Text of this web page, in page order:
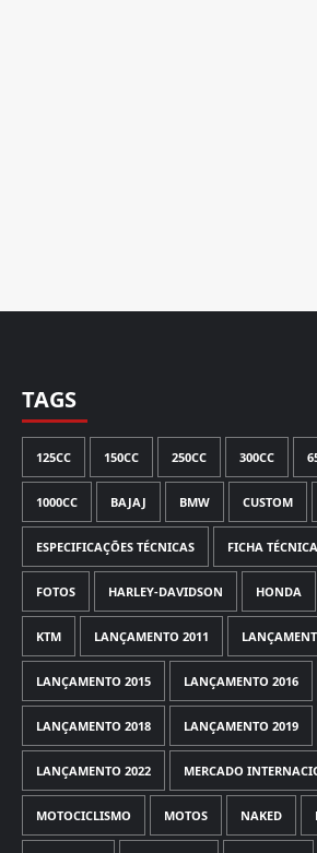
TAGS
125CC 150CC 250CC 300CC
1000CC BAJAJ BMW CUSTOM
ESPECIFICAÇÕES TÉCNICAS FICHA TÉCNICA
FOTOS HARLEY-DAVIDSON HONDA
KTM LANÇAMENTO 2011
LANÇAMENTO 2015 LANÇAMENTO 2016
LANÇAMENTO 2018 LANÇAMENTO 2019
LANÇAMENTO 2022 MERCADO
MOTOCICLISMO MOTOS NAKED